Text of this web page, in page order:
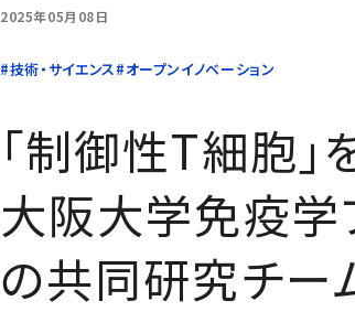
「制御性T細胞」をつくる・増やす-中外製薬と
2025年05月08日
#技術・サイエンス#オープンイノベーション
「制御性T細胞
大阪大学免疫学
の共同研究チー